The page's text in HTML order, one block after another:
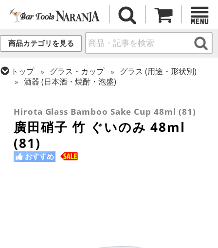
商品カテゴリを見る
トップ グラス・カップ
グラス (用途・形状別)
酒器 (日本酒・焼酎・泡盛)
その他ブランド
Hirota Glass Bamboo Sake Cup 48ml (81)
廣田硝子 竹 ぐいのみ 48ml
(81)
おすすめ